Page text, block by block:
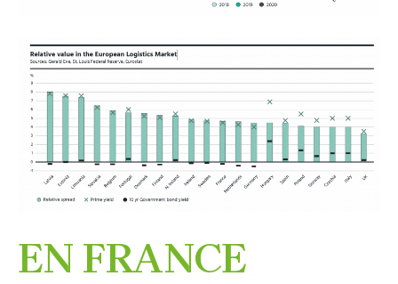
EN FRANCE